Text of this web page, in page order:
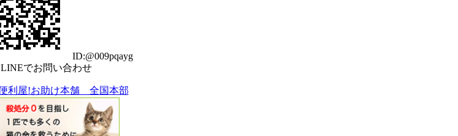
ID:@009pqayg
LINEでお問い合わせ